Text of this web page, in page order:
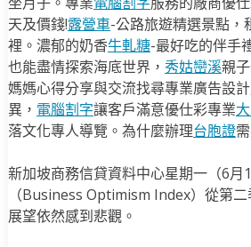
天及價錢!露營車-公路旅遊精選景點，
裡。濃郁的奶香牛軋糖-最好吃的伴手
也能盡情探索海底世界， 秀姑巒溪親
媽媽心得分享與交流找尋專業廣告設
異， 電腦割字讓客戶滿意優仕彩專業
落文化專人導覽。為什麼辦理台胞證
新加坡商務信貸資料中心星期一（6
（Business Optimism Index）從第
展望依然感到悲觀。